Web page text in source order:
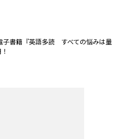
子書籍『英語多読 すべての悩みは量